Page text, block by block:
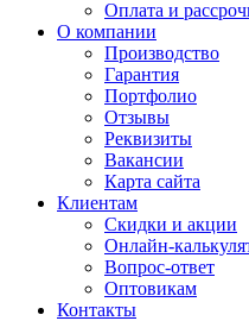
Оплата и
О компании
Производство
Гарантия
Портфолио
Отзывы
Реквизиты
Вакансии
Карта сайта
Клиентам
Скидки и акции
Онлайн-
Вопрос-ответ
Оптовикам
Контакты